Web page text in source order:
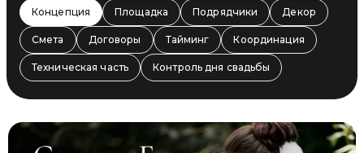
Концепция Площадка Подрядчики Декор
Смета Договоры Тайминг Координация
Техническая часть Контроль дня свадьбы